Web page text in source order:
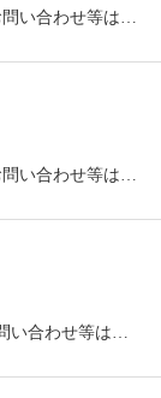
問い合わせ等は…
問い合わせ等は…
い合わせ等は…